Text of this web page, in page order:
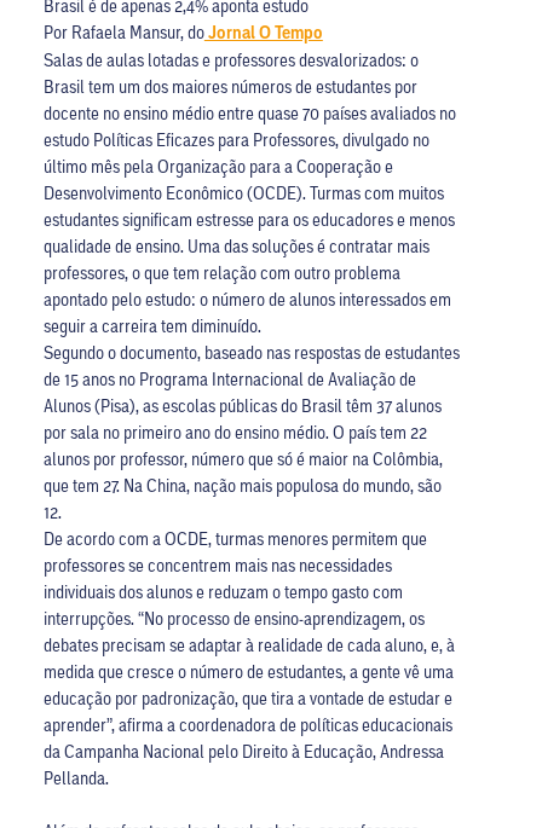
Por Rafaela Mansur, doJornal O Tempo
Salas de aulas lotadas e professores desvalorizados: o
Brasil tem um dos maiores números de estudantes por
docente no ensino médio entre quase 70 países avaliados no
estudo Políticas Eficazes para Professores, divulgado no
último mês pela Organização para a Cooperação e
Desenvolvimento Econômico (OCDE). Turmas com muitos
estudantes significam estresse para os educadores e menos
qualidade de ensino. Uma das soluções é contratar mais
professores, o que tem relação com outro problema
apontado pelo estudo: o número de alunos interessados em
seguir a carreira tem diminuído.
Segundo o documento, baseado nas respostas de estudantes
de 15 anos no Programa Internacional de Avaliação de
Alunos (Pisa), as escolas públicas do Brasil têm 37 alunos
por sala no primeiro ano do ensino médio. O país tem 22
alunos por professor, número que só é maior na Colômbia,
que tem 27. Na China, nação mais populosa do mundo, são
12.
De acordo com a OCDE, turmas menores permitem que
professores se concentrem mais nas necessidades
individuais dos alunos e reduzam o tempo gasto com
interrupções. “No processo de ensino-aprendizagem, os
debates precisam se adaptar à realidade de cada aluno, e, à
medida que cresce o número de estudantes, a gente vê uma
educação por padronização, que tira a vontade de estudar e
aprender”, afirma a coordenadora de políticas educacionais
da Campanha Nacional pelo Direito à Educação, Andressa
Pellanda.